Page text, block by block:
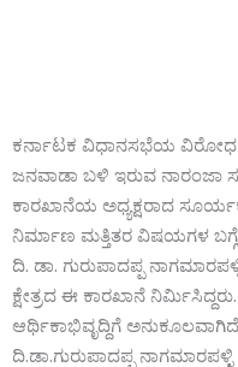
ಕರ್ನಾಟಕ ವಿಧಾನಸಭೆಯ
ಜನವಾಡಾ ಬಳಿ ಇರುವ ನಾರಂಜಾ
ಕಾರಖಾನೆಯ ಅಧ್ಯಕ್ಷರಾದ
ನಿರ್ಮಾಣ ಮತ್ತಿತರ ವಿಷಯಗಳ ಬಗ್ಗೆ
ದಿ. ಡಾ. ಗುರುಪಾದಪ್ಪ
ಕ್ಷೇತ್ರದ ಈ ಕಾರಖಾನೆ
ಆರ್ಥಿಕಾಭಿವೃದ್ದಿಗೆ
ದಿ.ಡಾ.ಗುರುಪಾದಪ್ಪ